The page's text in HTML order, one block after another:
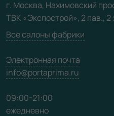
Карта сайта
г. Москва, Нахимовский
ТВК «Экспострой», 2 пав.,
Все салоны фабрики
Электронная почта
info@portaprima.ru
09:00-21:00
ежедневно